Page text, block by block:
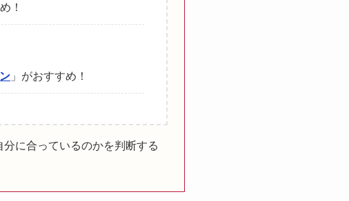
！
」がおすすめ！
に合っているのかを判断する